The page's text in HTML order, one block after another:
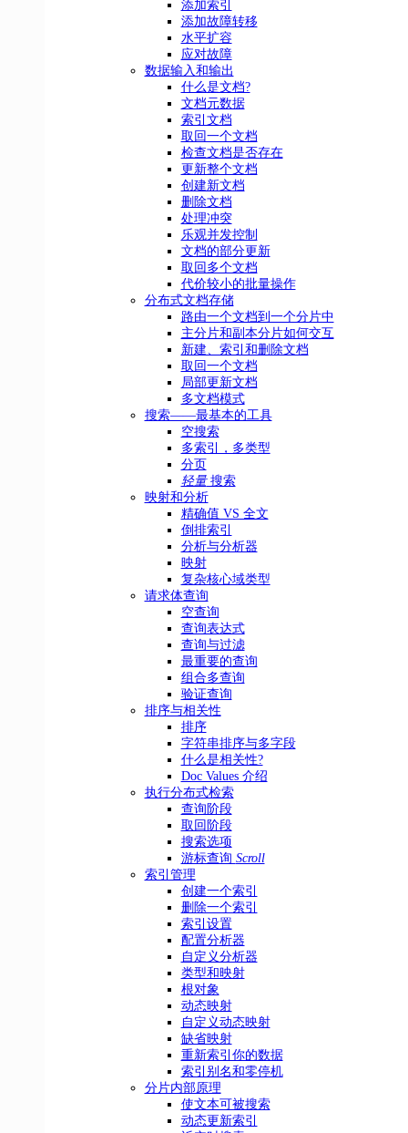
添加索引
添加故障转移
水平扩容
应对故障
数据输入和输出
什么是文档?
文档元数据
索引文档
取回一个文档
检查文档是否存在
更新整个文档
创建新文档
删除文档
处理冲突
乐观并发控制
文档的部分更新
取回多个文档
代价较小的批量操作
分布式文档存储
路由一个文档到一个分片中
主分片和副本分片如何交互
新建、索引和删除文档
取回一个文档
局部更新文档
多文档模式
搜索——最基本的工具
空搜索
多索引，多类型
分页
轻量搜索
映射和分析
精确值 VS 全文
倒排索引
分析与分析器
映射
复杂核心域类型
请求体查询
空查询
查询表达式
查询与过滤
最重要的查询
组合多查询
验证查询
排序与相关性
排序
字符串排序与多字段
什么是相关性?
Doc Values 介绍
执行分布式检索
查询阶段
取回阶段
搜索选项
游标查询 Scroll
索引管理
创建一个索引
删除一个索引
索引设置
配置分析器
自定义分析器
类型和映射
根对象
动态映射
自定义动态映射
缺省映射
重新索引你的数据
索引别名和零停机
分片内部原理
使文本可被搜索
动态更新索引